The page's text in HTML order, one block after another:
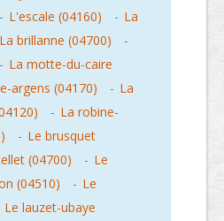
- L'escale (04160) - La
La brillanne (04700)
-
- La motte-du-caire
argens (04170) - La
- La robine-
- Le brusquet
(04700) - Le
(04510)
- Le
Le lauzet-ubaye